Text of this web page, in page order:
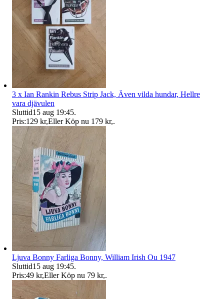
3 x Ian Rankin Rebus Strip Jack, Även vilda hundar, Hellre
vara djävulen
Sluttid15 aug 19:45.
Pris:129 kr,Eller Köp nu 179 kr,.
Ljuva Bonny Farliga Bonny, William Irish Ou 1947
Sluttid15 aug 19:45.
Pris:49 kr,Eller Köp nu 79 kr,.